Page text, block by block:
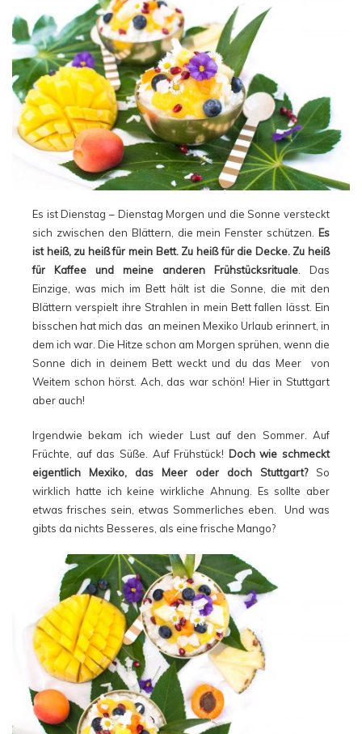
Es ist Dienstag – Dienstag Morgen und die Sonne versteckt
sich zwischen den Blättern, die mein Fenster schützen. Es
ist heiß, zu heiß für mein Bett. Zu heiß für die Decke. Zu heiß
für Kaffee und meine anderen Frühstücksrituale . Das
Einzige, was mich im Bett hält ist die Sonne, die mit den
Blättern verspielt ihre Strahlen in mein Bett fallen lässt. Ein
bisschen hat mich das an meinen Mexiko Urlaub erinnert, in
dem ich war. Die Hitze schon am Morgen sprühen, wenn die
Sonne dich in deinem Bett weckt und du das Meer von
Weitem schon hörst. Ach, das war schön! Hier in Stuttgart
aber auch!
Irgendwie bekam ich wieder Lust auf den Sommer. Auf
Früchte, auf das Süße. Auf Frühstück! Doch wie schmeckt
eigentlich Mexiko, das Meer oder doch Stuttgart?So
wirklich hatte ich keine wirkliche Ahnung. Es sollte aber
etwas frisches sein, etwas Sommerliches eben. Und was
gibts da nichts Besseres, als eine frische Mango?